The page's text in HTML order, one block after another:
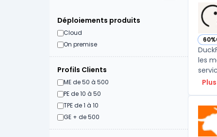
Déploiements produits
Cloud
On premise
Profils Clients
ME de 50 à 500
PE de 10 à 50
TPE de 1 à 10
GE + de 500
60%
—
les